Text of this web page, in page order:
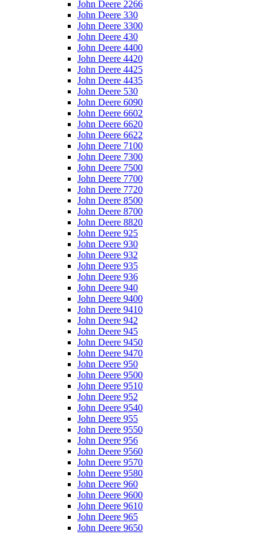
John Deere 2266
John Deere 330
John Deere 3300
John Deere 430
John Deere 4400
John Deere 4420
John Deere 4425
John Deere 4435
John Deere 530
John Deere 6090
John Deere 6602
John Deere 6620
John Deere 6622
John Deere 7100
John Deere 7300
John Deere 7500
John Deere 7700
John Deere 7720
John Deere 8500
John Deere 8700
John Deere 8820
John Deere 925
John Deere 930
John Deere 932
John Deere 935
John Deere 936
John Deere 940
John Deere 9400
John Deere 9410
John Deere 942
John Deere 945
John Deere 9450
John Deere 9470
John Deere 950
John Deere 9500
John Deere 9510
John Deere 952
John Deere 9540
John Deere 955
John Deere 9550
John Deere 956
John Deere 9560
John Deere 9570
John Deere 9580
John Deere 960
John Deere 9600
John Deere 9610
John Deere 965
John Deere 9650